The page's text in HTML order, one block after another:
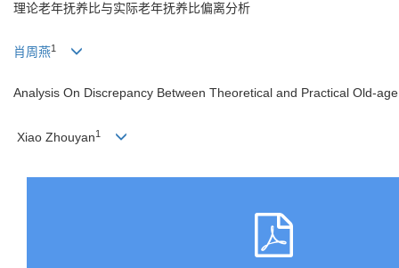
理论老年抚养比与实际老年抚养比偏离分析
肖周燕1
Analysis On Discrepancy Between Theoretical and Practical Old-
Xiao Zhouyan1